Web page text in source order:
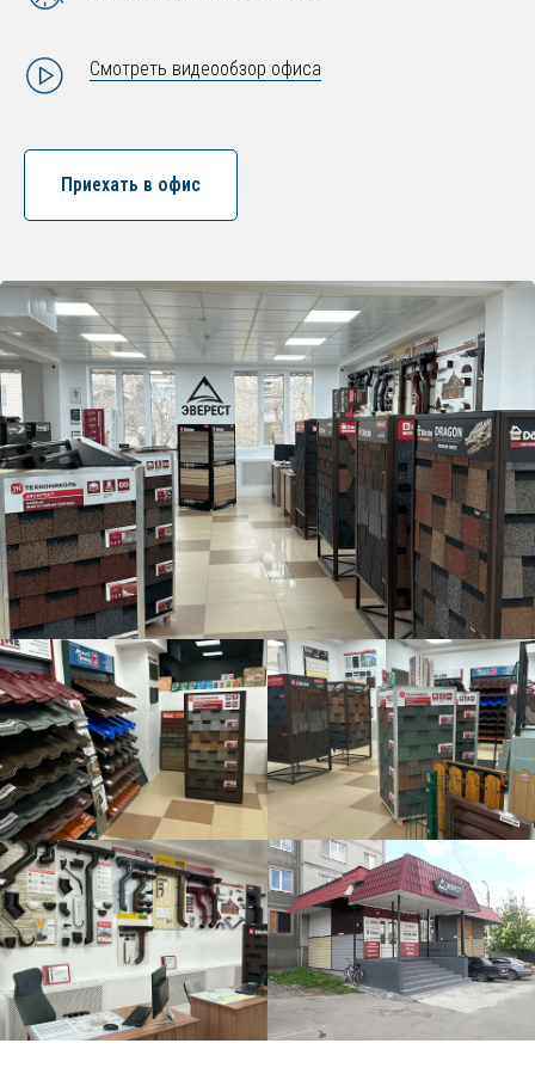
Смотреть видеообзор офиса
Приехать в офис